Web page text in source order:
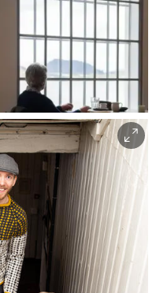
Tekstilindustrimuseet